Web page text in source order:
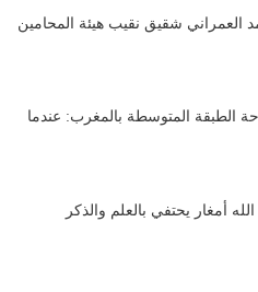
العمراني شقيق نقيب هيئة المحامين
الطبقة المتوسطة بالمغرب: عندما
أمغار يحتفي بالعلم والذكر